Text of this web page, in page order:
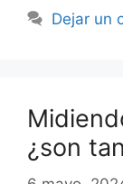
Dejar un
¿son